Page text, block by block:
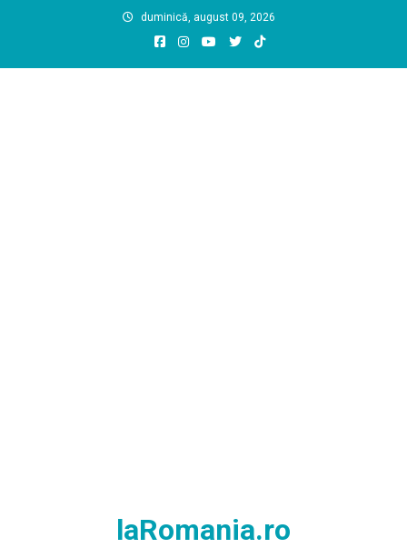
duminică, august 09, 2026
laRomania.ro